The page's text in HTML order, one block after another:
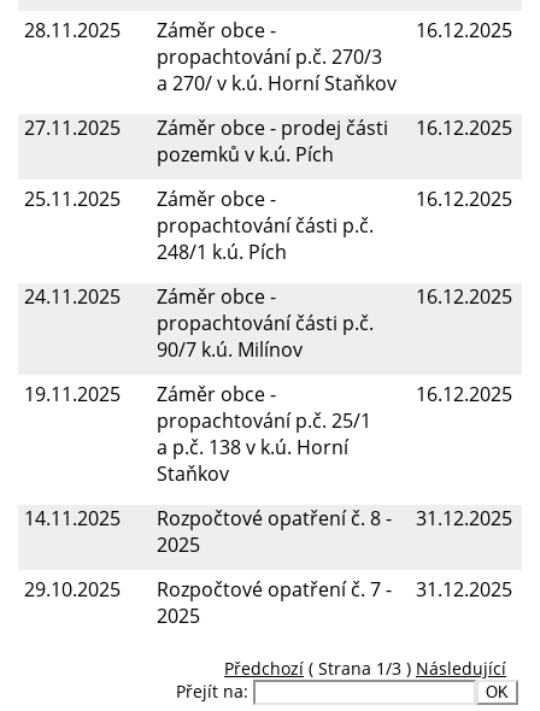
28.11.2025
16.12.2025
Záměr obce -
propachtování p.č. 270/3
a 270/ v k.ú. Horní Staňkov
27.11.2025
16.12.2025
Záměr obce - prodej části
pozemků v k.ú. Pích
25.11.2025
16.12.2025
Záměr obce -
propachtování části p.č.
248/1 k.ú. Pích
24.11.2025
16.12.2025
Záměr obce -
propachtování části p.č.
90/7 k.ú. Milínov
19.11.2025
16.12.2025
Záměr obce -
propachtování p.č. 25/1
a p.č. 138 v k.ú. Horní
Staňkov
14.11.2025
31.12.2025
Rozpočtové opatření č. 8 -
2025
29.10.2025
31.12.2025
Rozpočtové opatření č. 7 -
2025
Předchozí ( Strana 1/3 ) Následující
Přejít na: